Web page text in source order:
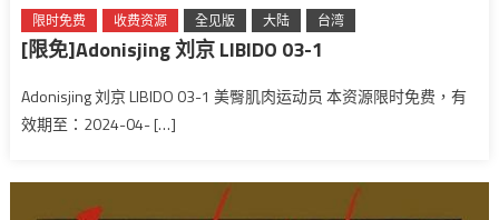
限时免费 收费资源 全见版 大陆 台湾
[限免]Adonisjing 刘京 LIBIDO 03-1
Adonisjing 刘京 LIBIDO 03-1 美臀肌肉运动员 本资源限时免费，有
效期至：2024-04- […]